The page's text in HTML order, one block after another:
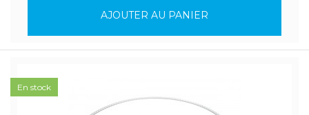
AJOUTER AU PANIER
En stock